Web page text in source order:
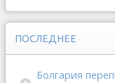
ПОСЛЕДНЕЕ
Болгария